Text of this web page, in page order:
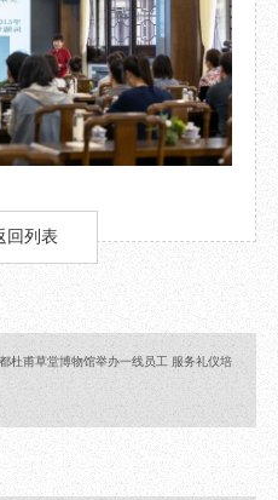
回列表
甫草堂博物馆举办一线员工 服务礼仪培